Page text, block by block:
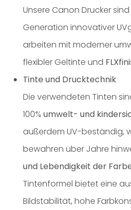
Unsere Canon Drucker
Generation innovativer
arbeiten mit moderner
flexibler Geltinte und
Tinte und Drucktechnik
Die verwendeten Tinten
100% umwelt- und
außerdem UV-beständig,
bewahren über Jahre
und Lebendigkeit der
Tintenformel bietet eine
Bildstabilität, hohe